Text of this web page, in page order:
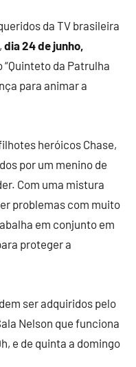
da TV brasileira
dia 24 de junho,
da Patrulha
para animar a
heróicos Chase,
por um menino de
Com uma mistura
problemas com muito
em conjunto em
proteger a
ser adquiridos pelo
Nelson que funciona
e de quinta a domingo